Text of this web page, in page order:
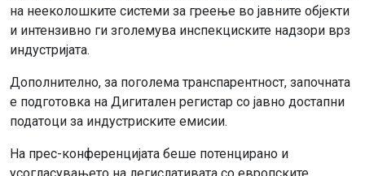
на нееколошките системи за греење во јавните објекти
и интензивно ги зголемува инспекциските надзори врз
индустријата.
Дополнително, за поголема транспарентност, започната
е подготовка на Дигитален регистар со јавно достапни
податоци за индустриските емисии.
На прес-конференцијата беше потенцирано и